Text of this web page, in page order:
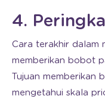
4.
Cara terakhir dalam
memberikan bobot
Tujuan memberikan
mengetahui skala